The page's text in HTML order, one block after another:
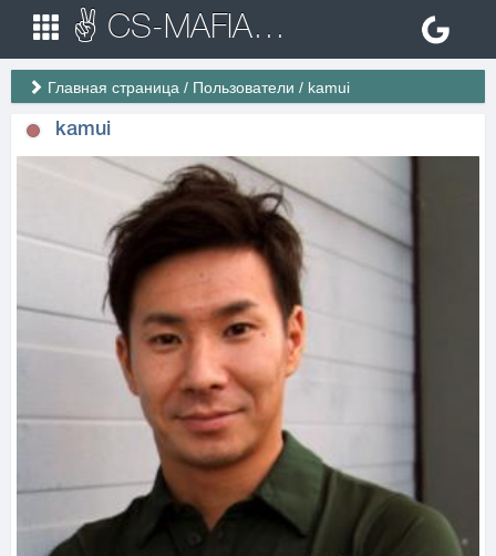
✌ CS-MAFIA.RU ✌ Игровые сервера Counter Strike 1.6
Главная страница / Пользователи / kamui
kamui